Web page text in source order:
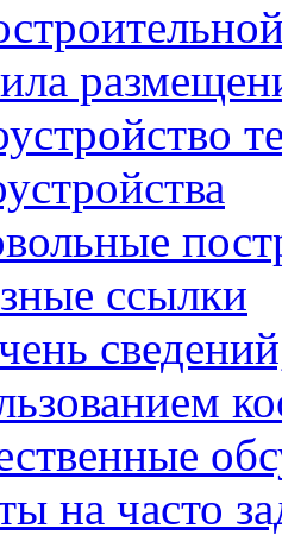
ссылки
на часто